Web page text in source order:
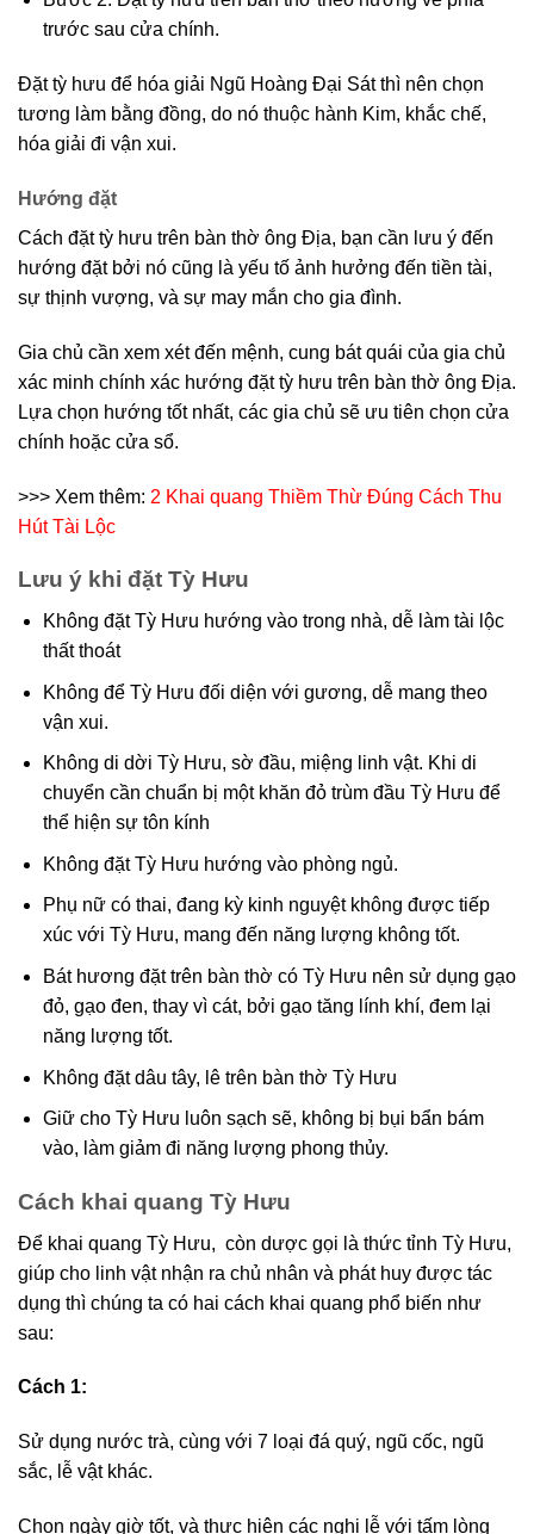
trước sau cửa chính.
Đặt tỳ hưu để hóa giải Ngũ Hoàng Đại Sát thì nên chọn
tương làm bằng đồng, do nó thuộc hành Kim, khắc chế,
hóa giải đi vận xui.
Hướng đặt
Cách đặt tỳ hưu trên bàn thờ ông Địa, bạn cần lưu ý đến
hướng đặt bởi nó cũng là yếu tố ảnh hưởng đến tiền tài,
sự thịnh vượng, và sự may mắn cho gia đình.
Gia chủ cần xem xét đến mệnh, cung bát quái của gia chủ
xác minh chính xác hướng đặt tỳ hưu trên bàn thờ ông Địa.
Lựa chọn hướng tốt nhất, các gia chủ sẽ ưu tiên chọn cửa
chính hoặc cửa sổ.
>>> Xem thêm: 2 Khai quang Thiềm Thừ Đúng Cách Thu
Hút Tài Lộc
Lưu ý khi đặt Tỳ Hưu
Không đặt Tỳ Hưu hướng vào trong nhà, dễ làm tài lộc
thất thoát
Không để Tỳ Hưu đối diện với gương, dễ mang theo
vận xui.
Không di dời Tỳ Hưu, sờ đầu, miệng linh vật. Khi di
chuyển cần chuẩn bị một khăn đỏ trùm đầu Tỳ Hưu để
thể hiện sự tôn kính
Không đặt Tỳ Hưu hướng vào phòng ngủ.
Phụ nữ có thai, đang kỳ kinh nguyệt không được tiếp
xúc với Tỳ Hưu, mang đến năng lượng không tốt.
Bát hương đặt trên bàn thờ có Tỳ Hưu nên sử dụng gạo
đỏ, gạo đen, thay vì cát, bởi gạo tăng lính khí, đem lại
năng lượng tốt.
Không đặt dâu tây, lê trên bàn thờ Tỳ Hưu
Giữ cho Tỳ Hưu luôn sạch sẽ, không bị bụi bẩn bám
vào, làm giảm đi năng lượng phong thủy.
Cách khai quang Tỳ Hưu
Để khai quang Tỳ Hưu, còn dược gọi là thức tỉnh Tỳ Hưu,
giúp cho linh vật nhận ra chủ nhân và phát huy được tác
dụng thì chúng ta có hai cách khai quang phổ biến như
sau:
Cách 1:
Sử dụng nước trà, cùng với 7 loại đá quý, ngũ cốc, ngũ
sắc, lễ vật khác.
Chọn ngày giờ tốt, và thực hiện các nghi lễ với tấm lòng